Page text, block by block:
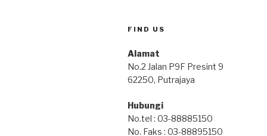
FIND US
Alamat
No.2 Jalan P9F Presint 9
62250, Putrajaya
Hubungi
No.tel : 03-88885150
No. Faks : 03-88895150